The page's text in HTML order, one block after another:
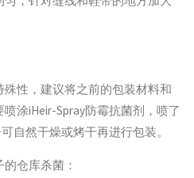
性，建议将之前的包装材料和
涂iHeir-Spray防霉抗菌剂，喷了
自然干燥或烤干再进行包装。
仓库杀菌：